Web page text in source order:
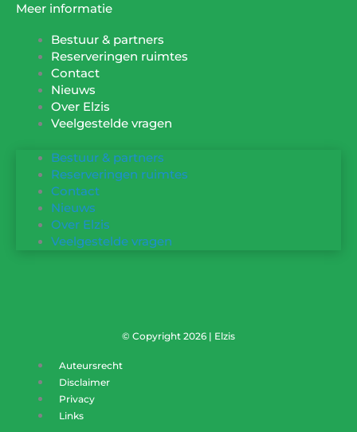
Meer informatie
Bestuur & partners
Reserveringen ruimtes
Contact
Nieuws
Over Elzis
Veelgestelde vragen
Bestuur & partners
Reserveringen ruimtes
Contact
Nieuws
Over Elzis
Veelgestelde vragen
© Copyright 2026 | Elzis
Auteursrecht
Disclaimer
Privacy
Links